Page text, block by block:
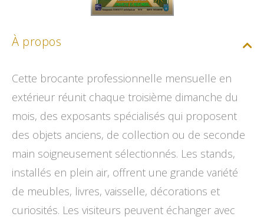
À propos
Cette brocante professionnelle mensuelle en
extérieur réunit chaque troisième dimanche du
mois, des exposants spécialisés qui proposent
des objets anciens, de collection ou de seconde
main soigneusement sélectionnés. Les stands,
installés en plein air, offrent une grande variété
de meubles, livres, vaisselle, décorations et
curiosités. Les visiteurs peuvent échanger avec